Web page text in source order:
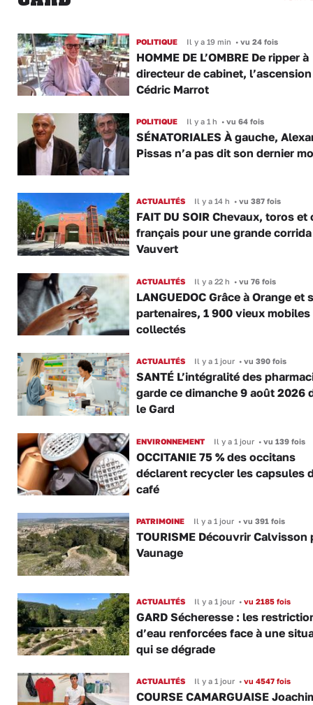
POLITIQUE Il y a 19 min •vu 24 fois
HOMME DE L’OMBRE De ripper à
directeur de cabinet,
Cédric Marrot
POLITIQUE Il y a 1 h •vu 64 fois
SÉNATORIALES À gauche,
Pissas n’a pas dit son dernier
ACTUALITÉS Il y a 14 h •vu 387 fois
FAIT DU SOIR Chevaux, toros et
français pour une grande corrida
Vauvert
ACTUALITÉS Il y a 22 h •vu 76 fois
LANGUEDOC Grâce à Orange et
partenaires, 1 900 vieux mobiles
collectés
ACTUALITÉS Il y a 1 jour •vu 390 fois
SANTÉ L’intégralité des
garde ce dimanche 9 août 2026
le Gard
ENVIRONNEMENT Il y a 1 jour •vu 139 fois
OCCITANIE 75 % des occitans
déclarent recycler les capsules
café
PATRIMOINE Il y a 1 jour •vu 391 fois
TOURISME Découvrir Calvisson
Vaunage
ACTUALITÉS Il y a 1 jour •vu 2185 fois
GARD Sécheresse : les
d’eau renforcées face à une
qui se dégrade
ACTUALITÉS Il y a 1 jour •vu 4547 fois
COURSE CAMARGUAISE